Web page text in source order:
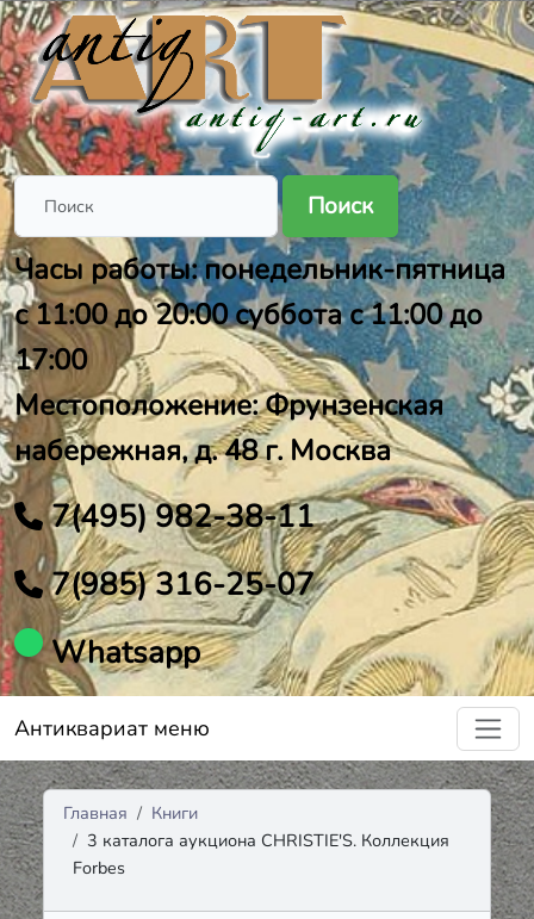
Поиск
Часы работы: понедельник-пятница
с 11:00 до 20:00 суббота с 11:00 до
17:00
Местоположение: Фрунзенская
набережная, д. 48 г. Москва
7(495) 982-38-11
7(985) 316-25-07
Whatsapp
Антиквариат меню
Главная
Книги
3 каталога аукциона CHRISTIE'S. Коллекция
Forbes